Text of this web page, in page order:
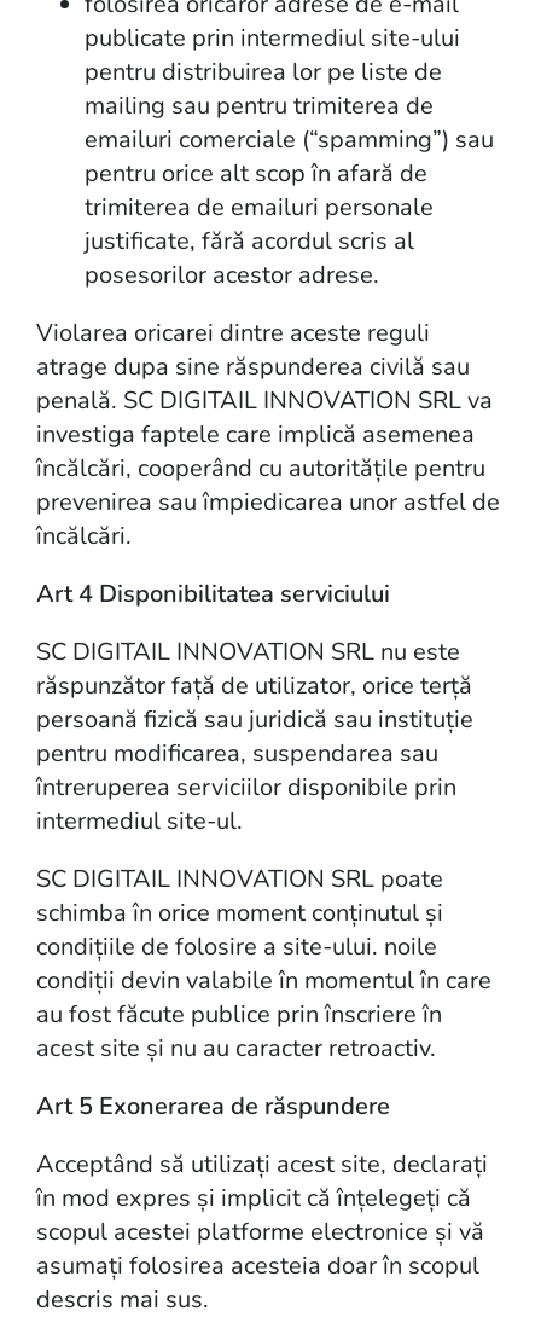
publicate prin intermediul site-ului
pentru distribuirea lor pe liste de
mailing sau pentru trimiterea de
emailuri comerciale (“spamming”) sau
pentru orice alt scop în afară de
trimiterea de emailuri personale
justificate, fără acordul scris al
posesorilor acestor adrese.
Violarea oricarei dintre aceste reguli
atrage dupa sine răspunderea civilă sau
penală. SC DIGITAIL INNOVATION SRL va
investiga faptele care implică asemenea
încălcări, cooperând cu autoritățile pentru
prevenirea sau împiedicarea unor astfel de
încălcări.
Art 4 Disponibilitatea serviciului
SC DIGITAIL INNOVATION SRL nu este
răspunzător față de utilizator, orice terță
persoană fizică sau juridică sau instituție
pentru modificarea, suspendarea sau
întreruperea serviciilor disponibile prin
intermediul site-ul.
SC DIGITAIL INNOVATION SRL poate
schimba în orice moment conținutul și
condițiile de folosire a site-ului. noile
condiții devin valabile în momentul în care
au fost făcute publice prin înscriere în
acest site și nu au caracter retroactiv.
Art 5 Exonerarea de răspundere
Acceptând să utilizați acest site, declarați
în mod expres și implicit că înțelegeți că
scopul acestei platforme electronice și vă
asumați folosirea acesteia doar în scopul
descris mai sus.